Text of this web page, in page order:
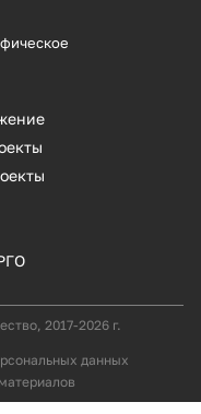
2017-2026 г.
данных